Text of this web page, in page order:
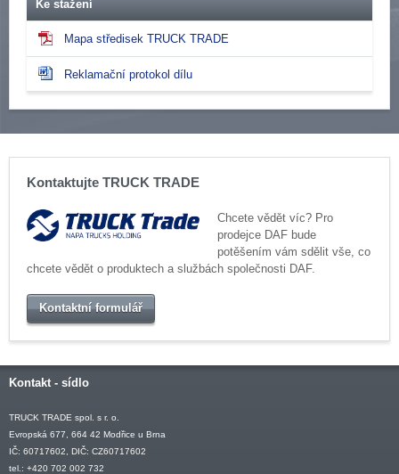
Ke stažení
Mapa středisek TRUCK TRADE
Reklamační protokol dílu
Kontaktujte TRUCK TRADE
Chcete vědět víc? Pro
prodejce DAF bude
potěšením vám sdělit vše, co
chcete vědět o produktech a službách společnosti DAF.
Kontaktní formulář
Kontakt - sídlo
TRUCK TRADE spol. s r. o.
Evropská 677, 664 42 Modřice u Brna
IČ: 60717602, DIČ: CZ60717602
tel.: +420 702 002 732